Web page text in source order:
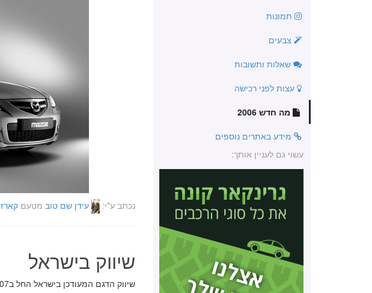
תמונות
צבעים
שאלות ותשובות
עצות לפני רכישה
מה חדש 2006
מידע באתרים נוספים
עשוי גם לעניין אותך:
נכתב ע"י: עידן שם טוב מטעםקארז
שיווק בישראל
שיווק הדגם המעודכן בישראל החל ב2007.